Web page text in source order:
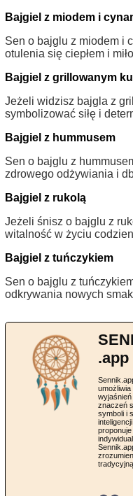
Bajgiel z miodem i
Sen o bajglu z miodem i
otulenia się ciepłem i
Bajgiel z grillowanym
Jeżeli widzisz bajgla z
symbolizować siłę i
Bajgiel z hummusem
Sen o bajglu z
zdrowego odżywiania i
Bajgiel z rukolą
Jeżeli śnisz o bajglu z
witalność w życiu
Bajgiel z tuńczykiem
Sen o bajglu z
odkrywania nowych
.app
znaczeń
symboli i